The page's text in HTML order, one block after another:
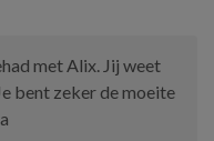
met Alix. Jij weet
bent zeker de moeite